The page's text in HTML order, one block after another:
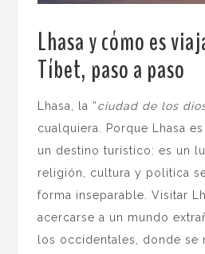
Lhasa y cómo es
Tíbet, paso a paso
Lhasa, la “ciudad de los
cualquiera. Porque Lhasa
un destino turístico: es un
religión, cultura y política
forma inseparable. Visitar
acercarse a un mundo
los occidentales, donde se